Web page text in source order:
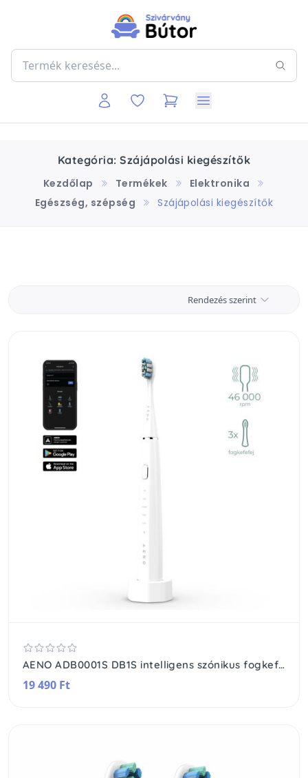
Kategória: Szájápolási kiegészítők
Kezdőlap
Termékek
Elektronika
Egészség, szépség
Szájápolási kiegészítők
Rendezés szerint
AENO ADB0001S DB1S intelligens szónikus fogkefe, 46000 rezgés/perc, SMART, 4 üzemmód, 3 felhasználó, akkumulátoros, IPX7
19 490 Ft